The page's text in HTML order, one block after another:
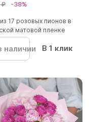
₽ -38%
17 розовых пионов в
матовой пленке
наличии В 1 клик